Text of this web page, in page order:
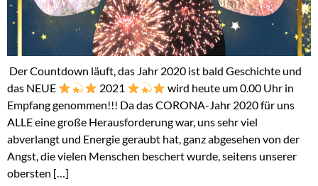
­ Der Countdown läuft, das Jahr 2020 ist bald Geschichte und
das NEUE
2021
wird heute um 0.00 Uhr in
Empfang genommen!!! Da das CORONA-Jahr 2020 für uns
ALLE eine große Herausforderung war, uns sehr viel
abverlangt und Energie geraubt hat, ganz abgesehen von der
Angst, die vielen Menschen beschert wurde, seitens unserer
obersten […]